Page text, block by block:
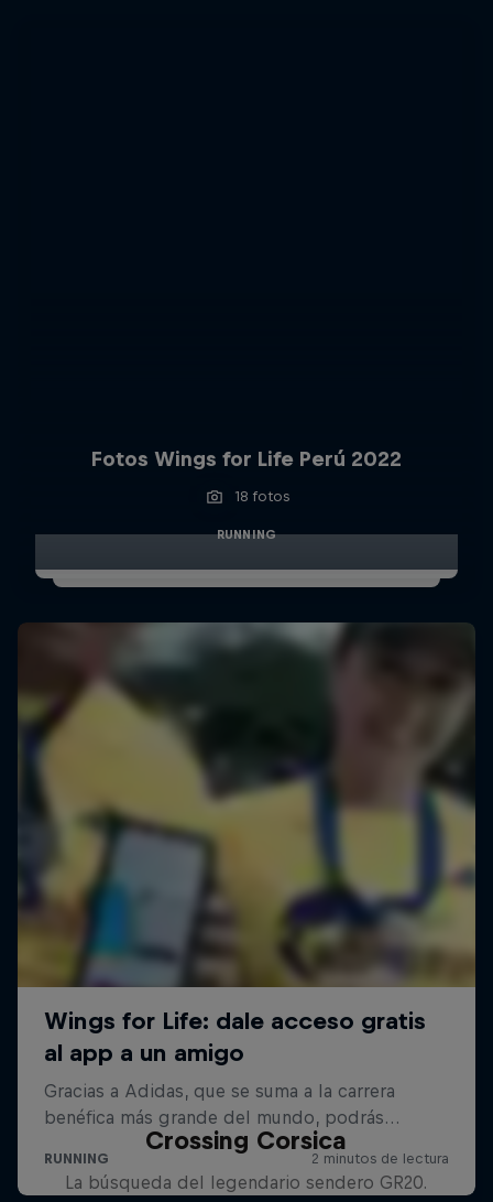
Fotos Wings for Life Perú 2022
18 fotos
RUNNING
Crossing Corsica
La búsqueda del legendario sendero GR20.